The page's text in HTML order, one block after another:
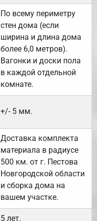
По всему периметру
стен дома (если
ширина и длина дома
более 6,0 метров).
Вагонки и доски пола
в каждой отдельной
комнате.
+/- 5 мм.
Доставка комплекта
материала в радиусе
500 км. от г. Пестова
Новгородской области
и сборка дома на
вашем участке.
5 лет.